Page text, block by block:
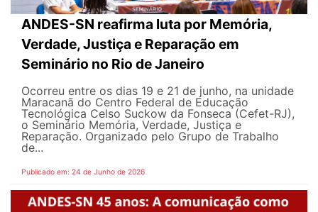
ANDES-SN reafirma luta por Memória,
Verdade, Justiça e Reparação em
Seminário no Rio de Janeiro
Ocorreu entre os dias 19 e 21 de junho, na unidade
Maracanã do Centro Federal de Educação
Tecnológica Celso Suckow da Fonseca (Cefet-RJ),
o Seminário Memória, Verdade, Justiça e
Reparação. Organizado pelo Grupo de Trabalho
de...
Publicado em: 24 de Junho de 2026